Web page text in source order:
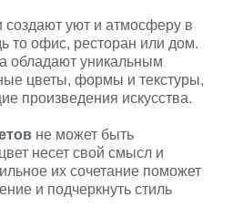
уют и атмосферу в
то офис, ресторан или дом.
уникальным
цветы, формы и текстуры,
произведения искусства.
не может быть
несет свой смысл и
их сочетание поможет
и подчеркнуть стиль